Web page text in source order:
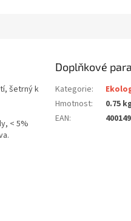
šetrný k
< 5%
Doplňkové
Kategorie:
Hmotnost:
0.75
EAN: